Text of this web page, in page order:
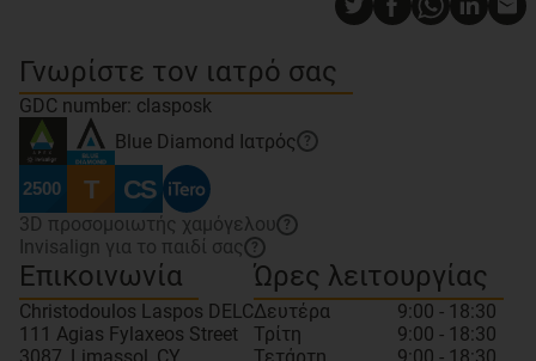
Γνωρίστε τον ιατρό σας
GDC number: clasposk
Blue Diamond Ιατρός ?
3D προσομοιωτής χαμόγελου ?
Invisalign για το παιδί σας ?
Επικοινωνία
Christodoulos Laspos DELC
111 Agias Fylaxeos Street
Ώρες λειτουργίας
Δευτέρα
9:00 - 18:30
Τρίτη
9:00 - 18:30